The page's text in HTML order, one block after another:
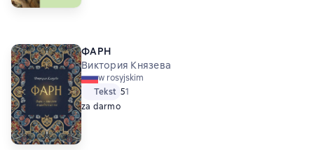
ФАРН
Виктория Князева
w rosyjskim
Tekst Средний рейтинг 5 на основе 1 оценок
51
za darmo